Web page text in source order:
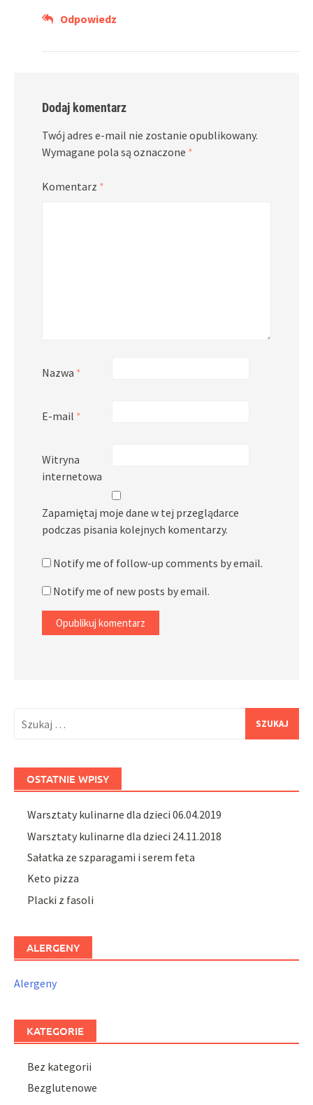
Odpowiedz
Dodaj komentarz
Twój adres e-mail nie zostanie opublikowany.
Wymagane pola są oznaczone *
Komentarz *
Nazwa *
E-mail *
Witryna
internetowa
Zapamiętaj moje dane w tej przeglądarce
podczas pisania kolejnych komentarzy.
Notify me of follow-up comments by email.
Notify me of new posts by email.
OSTATNIE WPISY
Warsztaty kulinarne dla dzieci 06.04.2019
Warsztaty kulinarne dla dzieci 24.11.2018
Sałatka ze szparagami i serem feta
Keto pizza
Placki z fasoli
ALERGENY
Alergeny
KATEGORIE
Bez kategorii
Bezglutenowe